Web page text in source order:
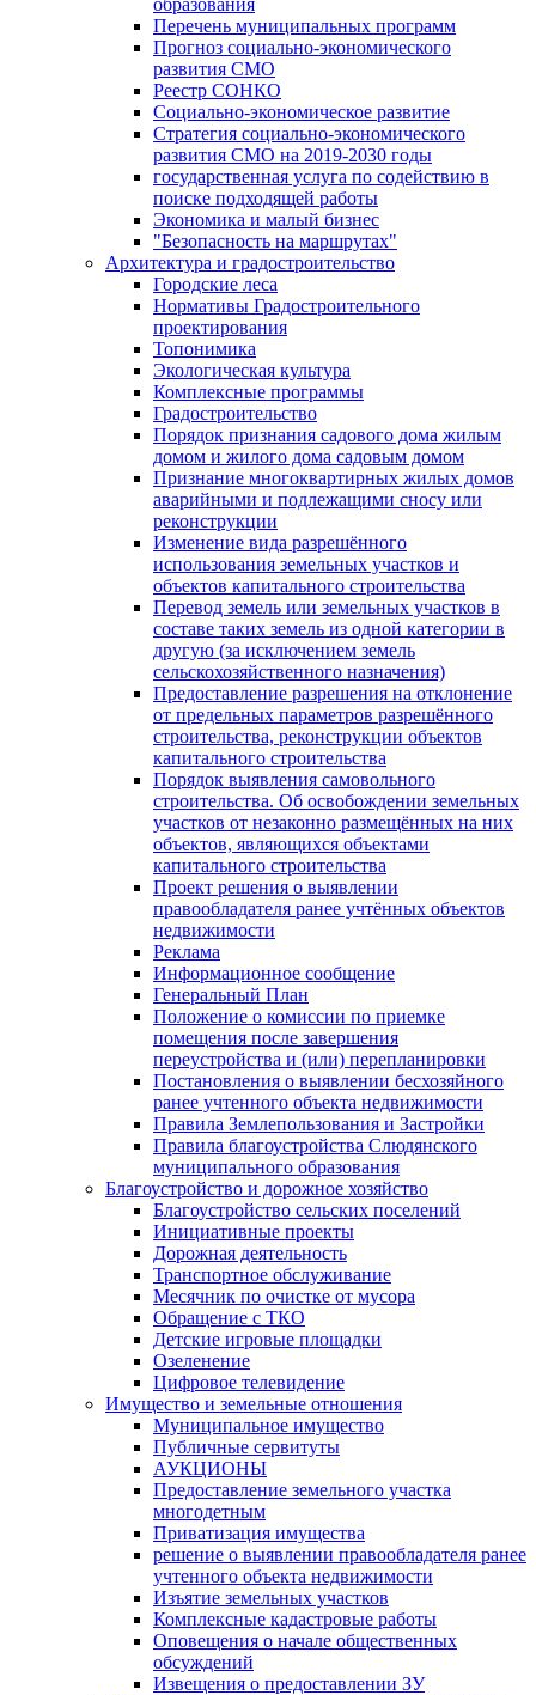
образования
Перечень муниципальных программ
Прогноз социально-экономического
развития СМО
Реестр СОНКО
Социально-экономическое развитие
Стратегия социально-экономического
развития СМО на 2019-2030 годы
государственная услуга по содействию в
поиске подходящей работы
Экономика и малый бизнес
"Безопасность на маршрутах"
Архитектура и градостроительство
Городские леса
Нормативы Градостроительного
проектирования
Топонимика
Экологическая культура
Комплексные программы
Градостроительство
Порядок признания садового дома жилым
домом и жилого дома садовым домом
Признание многоквартирных жилых домов
аварийными и подлежащими сносу или
реконструкции
Изменение вида разрешённого
использования земельных участков и
объектов капитального строительства
Перевод земель или земельных участков в
составе таких земель из одной категории в
другую (за исключением земель
сельскохозяйственного назначения)
Предоставление разрешения на отклонение
от предельных параметров разрешённого
строительства, реконструкции объектов
капитального строительства
Порядок выявления самовольного
строительства. Об освобождении земельных
участков от незаконно размещённых на них
объектов, являющихся объектами
капитального строительства
Проект решения о выявлении
правообладателя ранее учтённых объектов
недвижимости
Реклама
Информационное сообщение
Генеральный План
Положение о комиссии по приемке
помещения после завершения
переустройства и (или) перепланировки
Постановления о выявлении бесхозяйного
ранее учтенного объекта недвижимости
Правила Землепользования и Застройки
Правила благоустройства Слюдянского
муниципального образования
Благоустройство и дорожное хозяйство
Благоустройство сельских поселений
Инициативные проекты
Дорожная деятельность
Транспортное обслуживание
Месячник по очистке от мусора
Обращение с ТКО
Детские игровые площадки
Озеленение
Цифровое телевидение
Имущество и земельные отношения
Муниципальное имущество
Публичные сервитуты
АУКЦИОНЫ
Предоставление земельного участка
многодетным
Приватизация имущества
решение о выявлении правообладателя ранее
учтенного объекта недвижимости
Изъятие земельных участков
Комплексные кадастровые работы
Оповещения о начале общественных
обсуждений
Извещения о предоставлении ЗУ